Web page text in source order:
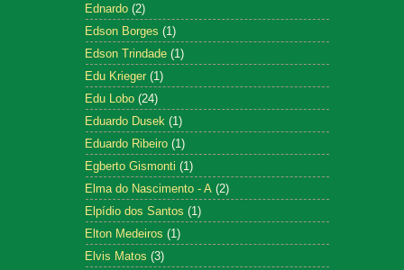
Ednardo (2)
Edson Borges (1)
Edson Trindade (1)
Edu Krieger (1)
Edu Lobo (24)
Eduardo Dusek (1)
Eduardo Ribeiro (1)
Egberto Gismonti (1)
Elma do Nascimento - A (2)
Elpídio dos Santos (1)
Elton Medeiros (1)
Elvis Matos (3)